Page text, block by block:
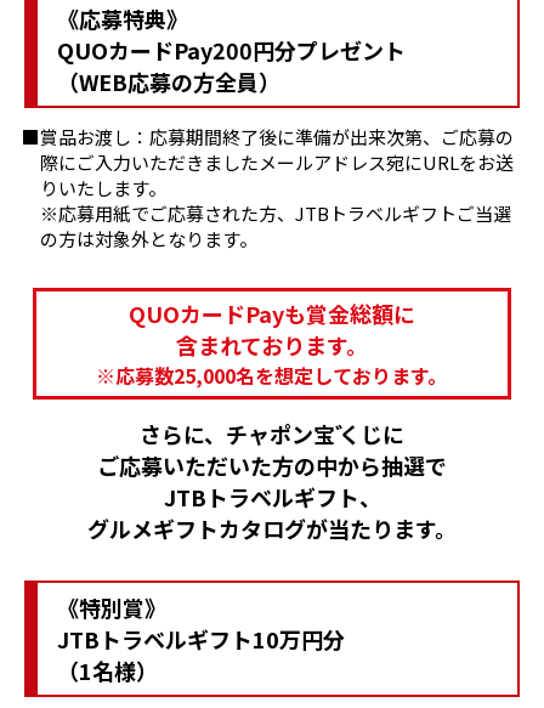
《応募特典》
QUOカードPay200円分プレゼント
（WEB応募の方全員）
賞品お渡し：応募期間終了後に準備が出来次第、ご応募の
際にご入力いただきましたメールアドレス宛にURLをお送
りいたします。
応募用紙でご応募された方、JTBトラベルギフトご当選
の方は対象外となります。
QUOカードPayも賞金総額に
含まれております。
※応募数25,000名を想定しております。
さらに、チャポン宝くじに
ご応募いただいた方の中から抽選で
JTBトラベルギフト、
グルメギフトカタログが当たります。
《特別賞》
JTBトラベルギフト10万円分
（1名様）